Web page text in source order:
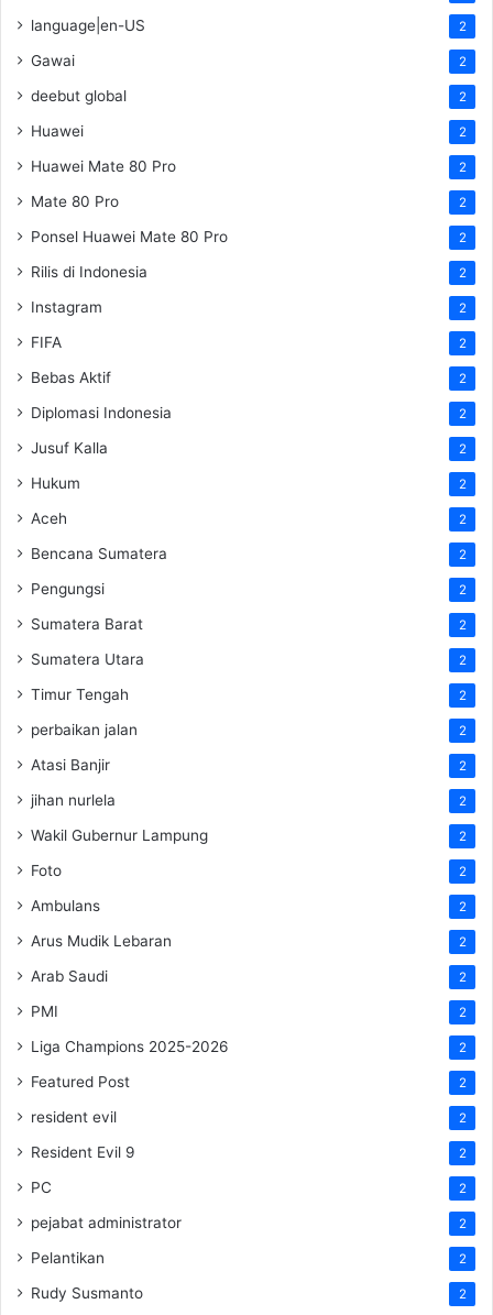
language|en-US 2
Gawai 2
deebut global 2
Huawei 2
Huawei Mate 80 Pro 2
Mate 80 Pro 2
Ponsel Huawei Mate 80 Pro 2
Rilis di Indonesia 2
Instagram 2
FIFA 2
Bebas Aktif 2
Diplomasi Indonesia 2
Jusuf Kalla 2
Hukum 2
Aceh 2
Bencana Sumatera 2
Pengungsi 2
Sumatera Barat 2
Sumatera Utara 2
Timur Tengah 2
perbaikan jalan 2
Atasi Banjir 2
jihan nurlela 2
Wakil Gubernur Lampung 2
Foto 2
Ambulans 2
Arus Mudik Lebaran 2
Arab Saudi 2
PMI 2
Liga Champions 2025-2026 2
Featured Post 2
resident evil 2
Resident Evil 9 2
PC 2
pejabat administrator 2
Pelantikan 2
Rudy Susmanto 2